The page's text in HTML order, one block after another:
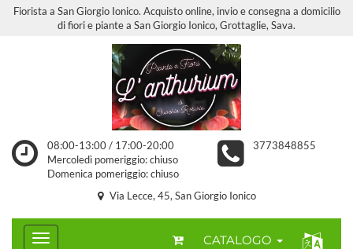
Fiorista a San Giorgio Ionico. Acquisto online, invio e consegna a domicilio
di fiori e piante a San Giorgio Ionico, Grottaglie, Sava.
08:00-13:00 / 17:00-20:00
Mercoledì pomeriggio: chiuso
Domenica pomeriggio: chiuso
3773848855
Via Lecce, 45, San Giorgio Ionico
CATALOGO